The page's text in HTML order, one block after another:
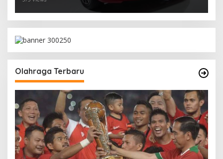
Olahraga Terbaru